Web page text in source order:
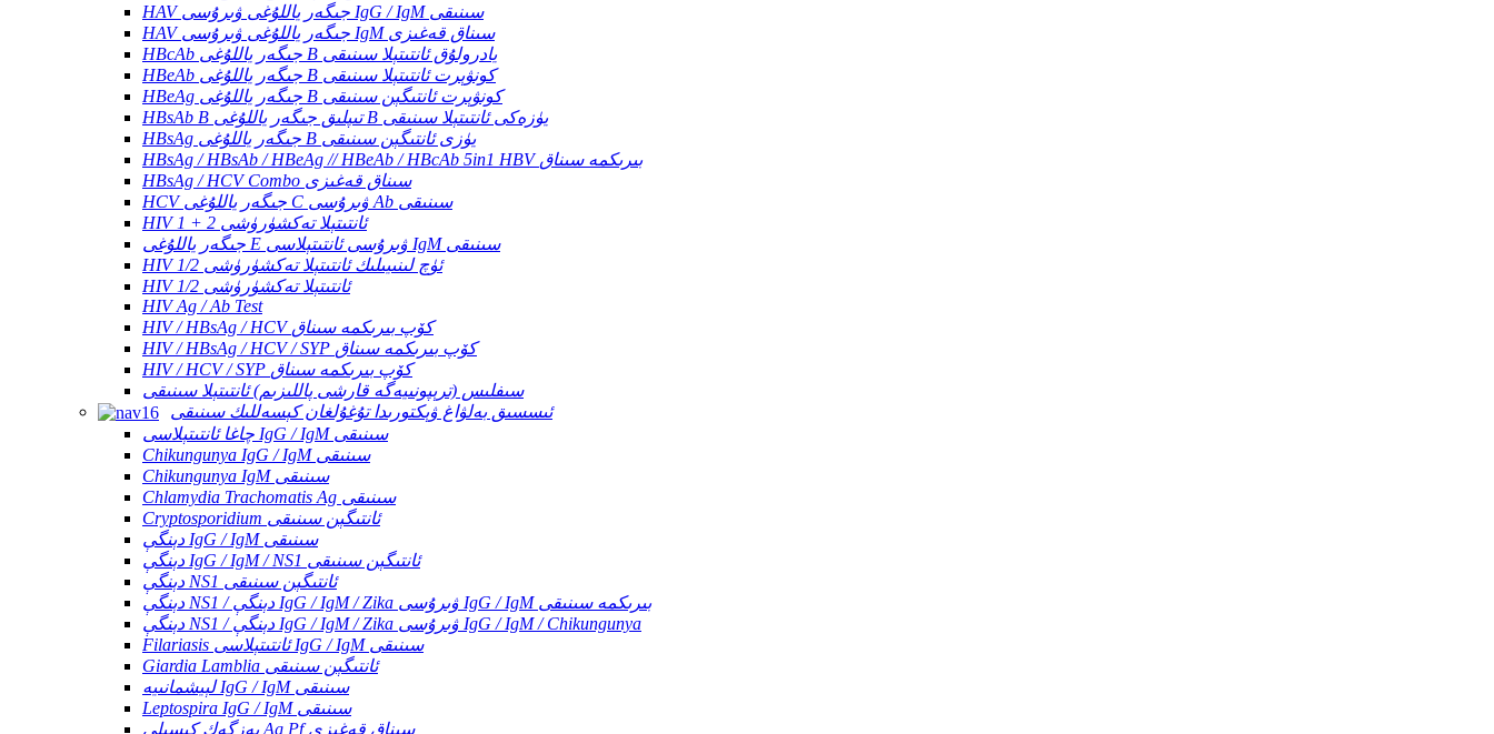
HAV جىگەر ياللۇغى ۋىرۇسى IgG / IgM سىنىقى
HAV جىگەر ياللۇغى ۋىرۇسى IgM سىناق قەغىزى
HBcAb جىگەر ياللۇغى B يادرولۇق ئانتىتېلا سىنىقى
HBeAb جىگەر ياللۇغى B كونۋېرت ئانتىتېلا سىنىقى
HBeAg جىگەر ياللۇغى B كونۋېرت ئانتىگېن سىنىقى
HBsAb B تىپلىق جىگەر ياللۇغى B يۈزەكى ئانتىتېلا سىنىقى
HBsAg جىگەر ياللۇغى B يۈزى ئانتىگېن سىنىقى
HBsAg / HBsAb / HBeAg // HBeAb / HBcAb 5in1 HBV بىرىكمە سىناق
HBsAg / HCV Combo سىناق قەغىزى
HCV جىگەر ياللۇغى C ۋىرۇسى Ab سىنىقى
HIV 1 + 2 ئانتىتېلا تەكشۈرۈشى
جىگەر ياللۇغى E ۋىرۇسى ئانتىتېلاسى IgM سىنىقى
HIV 1/2 ئۈچ لىنىيىلىك ئانتىتېلا تەكشۈرۈشى
HIV 1/2 ئانتىتېلا تەكشۈرۈشى
HIV Ag / Ab Test
HIV / HBsAg / HCV كۆپ بىرىكمە سىناق
HIV / HBsAg / HCV / SYP كۆپ بىرىكمە سىناق
HIV / HCV / SYP كۆپ بىرىكمە سىناق
سىفلىس (ترېپونىيەگە قارشى پاللىزىم) ئانتىتېلا سىنىقى
ئىسسىق بەلۋاغ ۋېكتورىدا تۇغۇلغان كېسەللىك سىنىقى
چاغا ئانتىتېلاسى IgG / IgM سىنىقى
Chikungunya IgG / IgM سىنىقى
Chikungunya IgM سىنىقى
Chlamydia Trachomatis Ag سىنىقى
Cryptosporidium ئانتىگېن سىنىقى
دېنگې IgG / IgM سىنىقى
دېنگې IgG / IgM / NS1 ئانتىگېن سىنىقى
دېنگې NS1 ئانتىگېن سىنىقى
دېنگې NS1 / دېنگې IgG / IgM / Zika ۋىرۇسى IgG / IgM بىرىكمە سىنىقى
دېنگې NS1 / دېنگې IgG / IgM / Zika ۋىرۇسى IgG / IgM / Chikungunya
Filariasis ئانتىتېلاسى IgG / IgM سىنىقى
Giardia Lamblia ئانتىگېن سىنىقى
لېيشمانىيە IgG / IgM سىنىقى
Leptospira IgG / IgM سىنىقى
بەزگەك كېسىلى Ag Pf سىناق قەغىزى